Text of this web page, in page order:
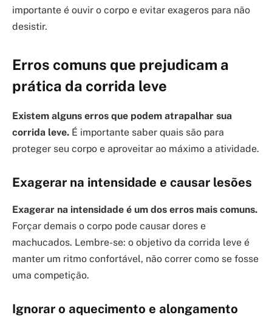
importante é ouvir o corpo e evitar exageros para não
desistir.
Erros comuns que prejudicam a
prática da corrida leve
Existem alguns erros que podem atrapalhar sua
corrida leve. É importante saber quais são para
proteger seu corpo e aproveitar ao máximo a atividade.
Exagerar na intensidade e causar lesões
Exagerar na intensidade é um dos erros mais comuns.
Forçar demais o corpo pode causar dores e
machucados. Lembre-se: o objetivo da corrida leve é
manter um ritmo confortável, não correr como se fosse
uma competição.
Ignorar o aquecimento e alongamento